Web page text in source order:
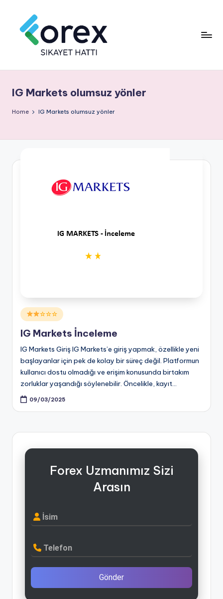
IG Markets olumsuz yönler
Home IG Markets olumsuz yönler
Posted
in
☆☆☆
IG Markets İnceleme
IG Markets Giriş IG Markets’e giriş yapmak, özellikle yeni
başlayanlar için pek de kolay bir süreç değil. Platformun
kullanıcı dostu olmadığı ve erişim konusunda birtakım
zorluklar yaşandığı söylenebilir. Öncelikle, kayıt…
09/03/2025
Forex Uzmanımız Sizi
Arasın
İsim
Telefon
Gönder